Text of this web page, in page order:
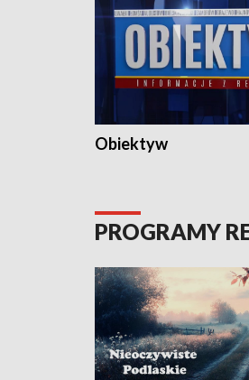
Obiektyw
PROGRAMY